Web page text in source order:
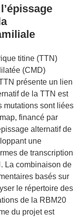
titine (TTN)
(CMD)
présente un lien
de la TTN est
mutations sont liées
financé par
alternatif de
une
de transcription
La combinaison de
basés sur
le répertoire des
de la RBM20
du projet est